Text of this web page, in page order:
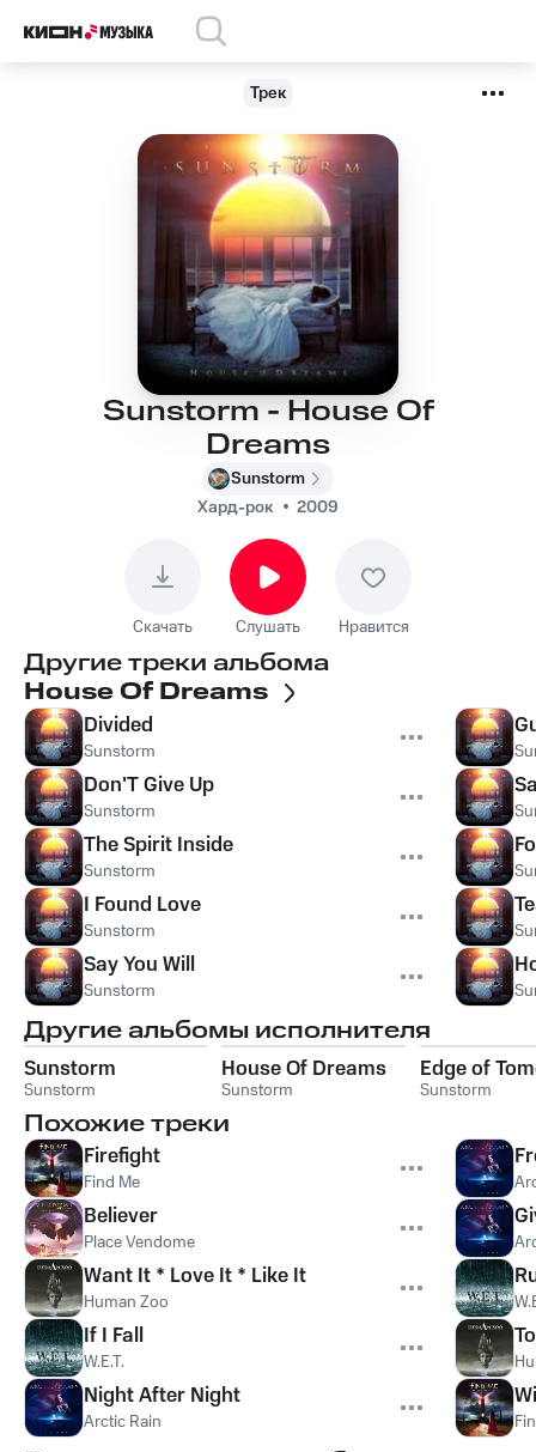
Трек
Sunstorm - House Of
Dreams
Sunstorm
Хард-рок
2009
Скачать Слушать Нравится
Другие треки альбома
House Of Dreams
Divided
Sunstorm
Don'T Give Up
Sunstorm
The Spirit Inside
Sunstorm
I Found Love
Sunstorm
Say You Will
Sunstorm
Другие альбомы исполнителя
Sunstorm
Sunstorm
House Of Dreams
Sunstorm
Edge of
Sunstorm
Похожие треки
Firefight
Find Me
Believer
Place Vendome
Want It * Love It * Like It
Human Zoo
If I Fall
W.E.T.
Night After Night
Arctic Rain